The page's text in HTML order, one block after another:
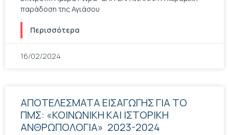
παράδοση της Αγιάσου
Περισσότερα
16/02/2024
ΑΠΟΤΕΛΕΣΜΑΤΑ ΕΙΣΑΓΩΓΗΣ ΓΙΑ ΤΟ
ΠΜΣ: «ΚΟΙΝΩΝΙΚΗ ΚΑΙ ΙΣΤΟΡΙΚΗ
ΑΝΘΡΩΠΟΛΟΓΙΑ» 2023-2024